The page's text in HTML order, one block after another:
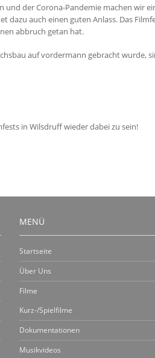
der Corona-Pandemie machen wir
dazu auch einen guten Anlass. Das
abbruch getan hat.
auf vordermann gebracht wurde,
in Wilsdruff wieder dabei zu sein!
MENÜ
Startseite
Über Uns
Filme
Kurz-/Spielfilme
Dokumentationen
Musikvideos